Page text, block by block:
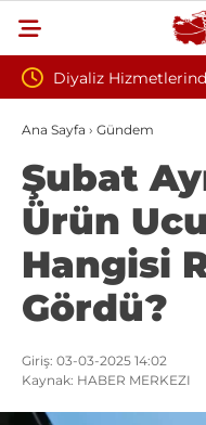
Dönem: Yönetmelik
Ana Sayfa › Gündem
Şubat
Ürün
Hangisi
Gördü?
Giriş: 03-03-2025 14:02
Kaynak: HABER MERKEZI